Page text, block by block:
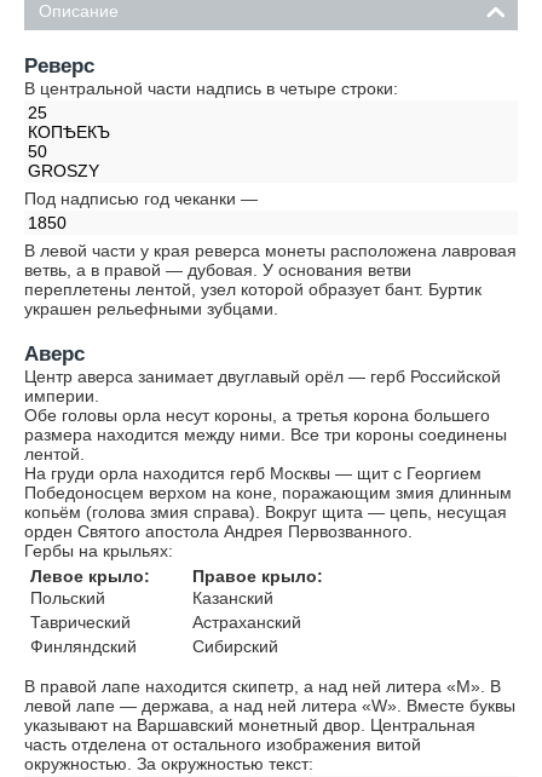
Описание
Реверс
В центральной части надпись в четыре строки:
25
КОПѢЕКЪ
50
GROSZY
Под надписью год чеканки —
1850
В левой части у края реверса монеты расположена лавровая
ветвь, а в правой — дубовая. У основания ветви
переплетены лентой, узел которой образует бант. Буртик
украшен рельефными зубцами.
Аверс
Центр аверса занимает двуглавый орёл — герб Российской
империи.
Обе головы орла несут короны, а третья корона большего
размера находится между ними. Все три короны соединены
лентой.
На груди орла находится герб Москвы — щит с Георгием
Победоносцем верхом на коне, поражающим змия длинным
копьём (голова змия справа). Вокруг щита — цепь, несущая
орден Святого апостола Андрея Первозванного.
Гербы на крыльях:
Левое крыло:
Польский
Таврический
Финляндский
Правое крыло:
Казанский
Астраханский
Сибирский
В правой лапе находится скипетр, а над ней литера «М». В
левой лапе — держава, а над ней литера «W». Вместе буквы
указывают на Варшавский монетный двор. Центральная
часть отделена от остального изображения витой
окружностью. За окружностью текст: